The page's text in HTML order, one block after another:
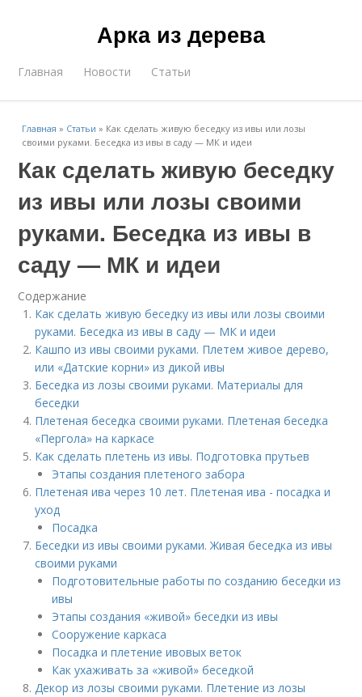
Арка из дерева
Главная Новости Статьи
Главная » Статьи » Как сделать живую беседку из ивы или лозы
своими руками. Беседка из ивы в саду — МК и идеи
Как сделать живую беседку
из ивы или лозы своими
руками. Беседка из ивы в
саду — МК и идеи
Содержание
Как сделать живую беседку из ивы или лозы своими
руками. Беседка из ивы в саду — МК и идеи
Кашпо из ивы своими руками. Плетем живое дерево,
или «Датские корни» из дикой ивы
Беседка из лозы своими руками. Материалы для
беседки
Плетеная беседка своими руками. Плетеная беседка
«Пергола» на каркасе
Как сделать плетень из ивы. Подготовка прутьев
Этапы создания плетеного забора
Плетеная ива через 10 лет. Плетеная ива - посадка и
уход
Посадка
Беседки из ивы своими руками. Живая беседка из ивы
своими руками
Подготовительные работы по созданию беседки из
ивы
Этапы создания «живой» беседки из ивы
Сооружение каркаса
Посадка и плетение ивовых веток
Как ухаживать за «живой» беседкой
Декор из лозы своими руками. Плетение из лозы